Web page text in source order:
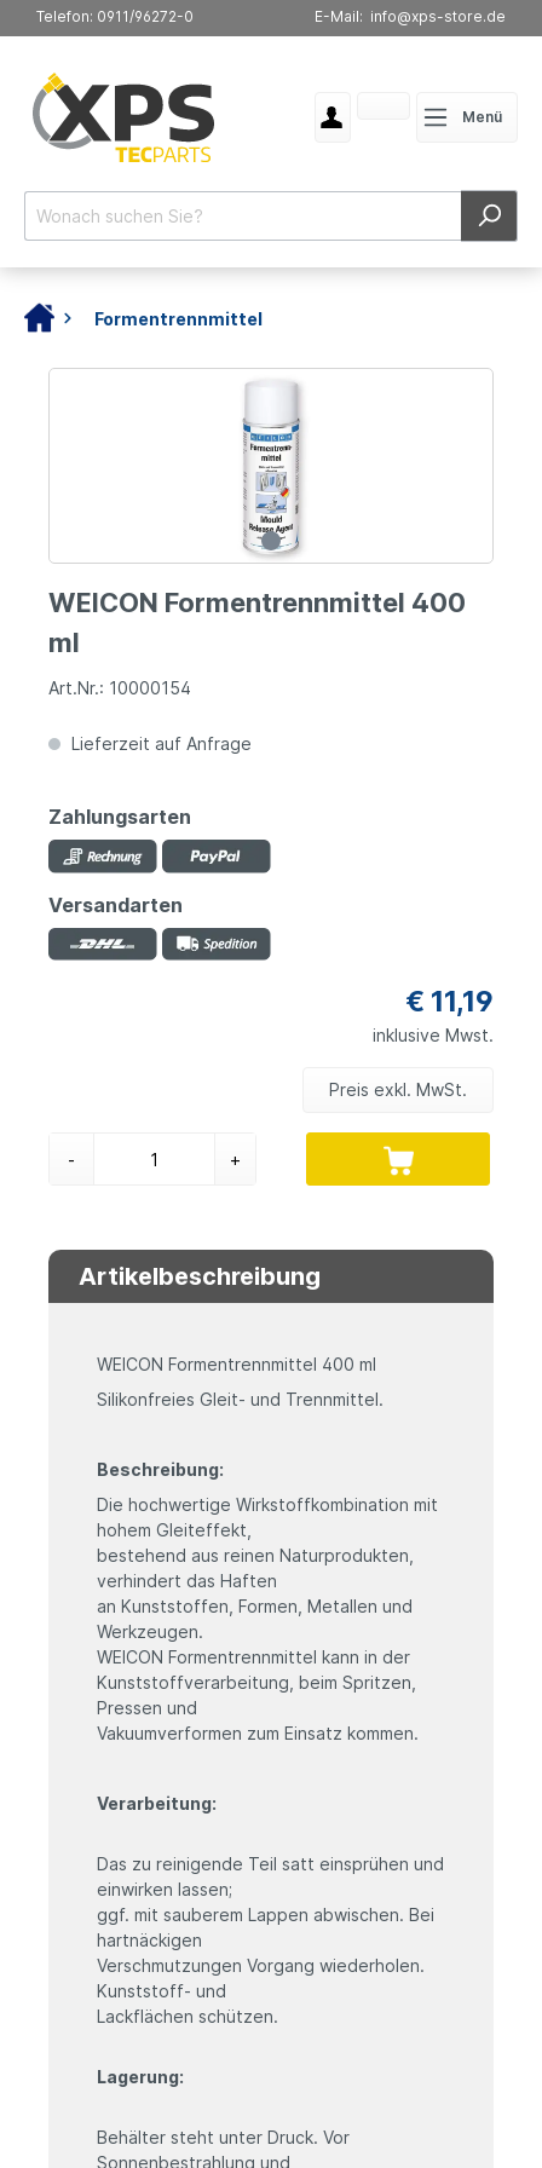
Telefon: 0911/96272-0 E-Mail: info@xps-store.de
Menü
Formentrennmittel
WEICON Formentrennmittel 400
ml
Art.Nr.: 10000154
Lieferzeit auf Anfrage
Zahlungsarten
Versandarten
€ 11,19
inklusive Mwst.
Preis exkl. MwSt.
- +
Artikelbeschreibung
WEICON Formentrennmittel 400 ml
Silikonfreies Gleit- und Trennmittel.
Beschreibung:
Die hochwertige Wirkstoffkombination mit
hohem Gleiteffekt,
bestehend aus reinen Naturprodukten,
verhindert das Haften
an Kunststoffen, Formen, Metallen und
Werkzeugen.
WEICON Formentrennmittel kann in der
Kunststoffverarbeitung, beim Spritzen,
Pressen und
Vakuumverformen zum Einsatz kommen.
Verarbeitung:
Das zu reinigende Teil satt einsprühen und
einwirken lassen;
ggf. mit sauberem Lappen abwischen. Bei
hartnäckigen
Verschmutzungen Vorgang wiederholen.
Kunststoff- und
Lackflächen schützen.
Lagerung:
Behälter steht unter Druck. Vor
Sonnenbestrahlung und